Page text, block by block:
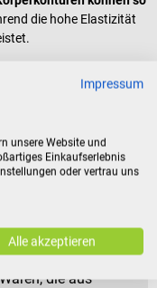
die hohe Elastizität
nicht bei
die aus
Impressum
unsere Website und
Einkaufserlebnis
oder vertrau uns
Alle akzeptieren